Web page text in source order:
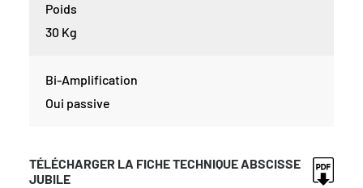
Poids
30 Kg
Bi-Amplification
Oui passive
TÉLÉCHARGER LA FICHE TECHNIQUE ABSCISSE
JUBILE